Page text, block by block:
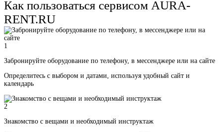
Как пользоваться сервисом AURA-
RENT.RU
1
Забронируйте оборудование по телефону, в мессенджере или на сайте
Определитесь с выбором и датами, используя удобный сайт и
календарь
2
Знакомство с вещами и необходимый инструктаж